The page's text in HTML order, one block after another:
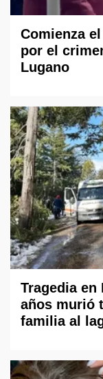
Comienza
por el
Lugano
Tragedia en
años murió
familia al